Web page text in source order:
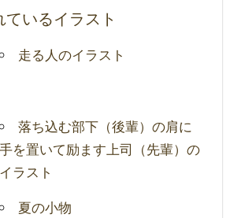
いるイラスト
走る人のイラスト
落ち込む部下（後輩）の肩に
手を置いて励ます上司（先輩）の
イラスト
夏の小物